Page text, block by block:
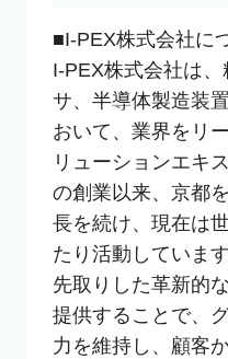
■I-PEX株式会社に
I-PEX株式会社は
サ、半導体製造装
おいて、業界をリ
リューションエキ
の創業以来、京都
長を続け、現在は
たり活動していま
先取りした革新的
提供することで、
力を維持し、顧客